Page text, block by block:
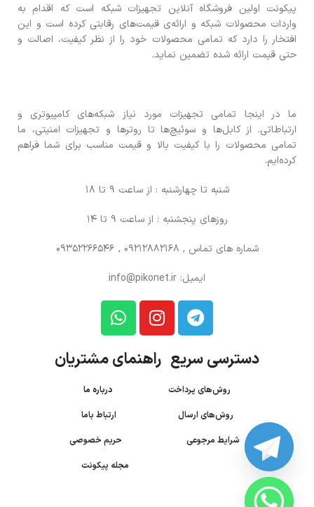
پیکونت اولین فروشگاه آنلاین تجهیزات شبکه است که اقدام به
واردات محصولات شبکه و ارائه‌ی قیمت‌های رقابتی کرده است و این
افتخار را دارد که تمامی محصولات خود را از نظر کیفیت، اصالت و
حتی قیمت ارائه شده تضمین نماید.
ما در اینجا تمامی تجهیزات مورد نیاز شبکه‌های کامپیوتری و
ارتباطاتی. از کابل‌ها و سوئیچ‌ها تا روترها و تجهیزات امنیتی، ما
تمامی محصولات را با کیفیت بالا و قیمت مناسب برای شما فراهم
کرده‌ایم.
شنبه تا چهارشنبه : از ساعت 9 تا 18
روزهای پنجشنبه : از ساعت 9 تا 14
شماره های تماس , 09212882168 , 09352266546
ایمیل: info@pikonet.ir
دسترسی سریع راهنمای مشتریان
روش‌های پرداخت درباره ما
روش‌های ارسال
ارتباط باما
شرایط مرجوعی
حریم خصوصی
مجله پیکونت